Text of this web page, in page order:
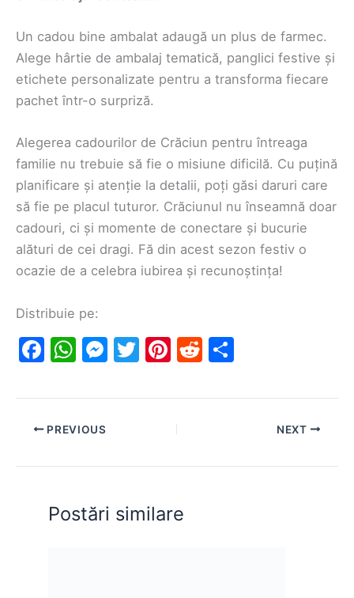
Un cadou bine ambalat adaugă un plus de farmec.
Alege hârtie de ambalaj tematică, panglici festive și
etichete personalizate pentru a transforma fiecare
pachet într-o surpriză.
Alegerea cadourilor de Crăciun pentru întreaga
familie nu trebuie să fie o misiune dificilă. Cu puțină
planificare și atenție la detalii, poți găsi daruri care
să fie pe placul tuturor. Crăciunul nu înseamnă doar
cadouri, ci și momente de conectare și bucurie
alături de cei dragi. Fă din acest sezon festiv o
ocazie de a celebra iubirea și recunoștința!
Distribuie pe:
F
c
e
o
o
k
W
at
s
p
p
M
s
n
g
er
T
itt
Pi
er
e
R
d ar
PREVIOUS NEXT
Postări similare